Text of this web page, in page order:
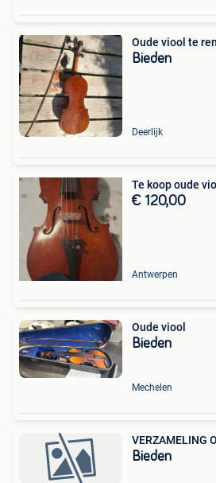
Oude viool te
Bieden
Deerlijk
Te koop oude
€ 120,00
Antwerpen
Oude viool
Bieden
Mechelen
Bieden